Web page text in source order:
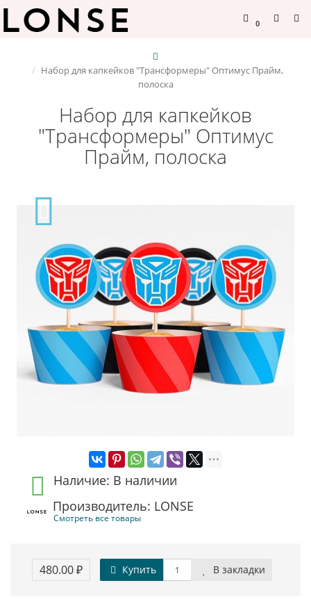
0
Набор для капкейков "Трансформеры" Оптимус Прайм,
полоска
Набор для капкейков
"Трансформеры" Оптимус
Прайм, полоска
Наличие: В наличии
Производитель: LONSE
Смотреть все товары
480.00 ₽ Купить В закладки